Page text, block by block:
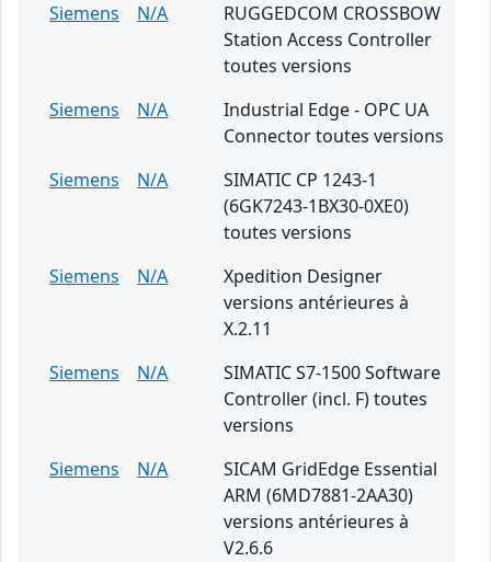
Siemens
N/A
RUGGEDCOM CROSSBOW
Station Access Controller
toutes versions
Siemens
N/A
Industrial Edge - OPC UA
Connector toutes versions
Siemens
N/A
SIMATIC CP 1243-1
(6GK7243-1BX30-0XE0)
toutes versions
Siemens
N/A
Xpedition Designer
versions antérieures à
X.2.11
Siemens
N/A
SIMATIC S7-1500 Software
Controller (incl. F) toutes
versions
Siemens
N/A
SICAM GridEdge Essential
ARM (6MD7881-2AA30)
versions antérieures à
V2.6.6